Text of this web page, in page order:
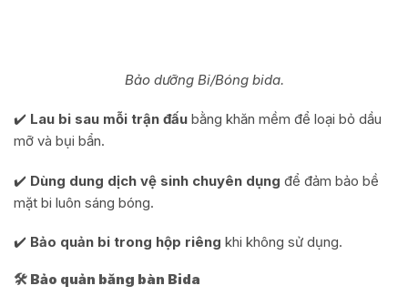
Bảo dưỡng Bi/Bóng bida.
✔️ Lau bi sau mỗi trận đấu bằng khăn mềm để loại bỏ dầu
mỡ và bụi bẩn.
✔️ Dùng dung dịch vệ sinh chuyên dụng để đảm bảo bề
mặt bi luôn sáng bóng.
✔️ Bảo quản bi trong hộp riêng khi không sử dụng.
🛠 Bảo quản băng bàn Bida